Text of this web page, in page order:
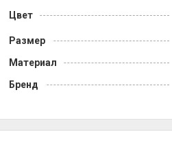
Цвет
Размер
Материал
Бренд